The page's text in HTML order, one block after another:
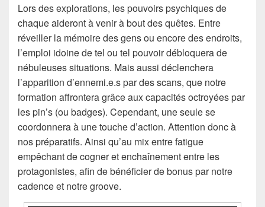
Lors des explorations, les pouvoirs psychiques de
chaque aideront à venir à bout des quêtes. Entre
réveiller la mémoire des gens ou encore des endroits,
l’emploi idoine de tel ou tel pouvoir débloquera de
nébuleuses situations. Mais aussi déclenchera
l’apparition d’ennemi.e.s par des scans, que notre
formation affrontera grâce aux capacités octroyées par
les pin’s (ou badges). Cependant, une seule se
coordonnera à une touche d’action. Attention donc à
nos préparatifs. Ainsi qu’au mix entre fatigue
empêchant de cogner et enchaînement entre les
protagonistes, afin de bénéficier de bonus par notre
cadence et notre groove.